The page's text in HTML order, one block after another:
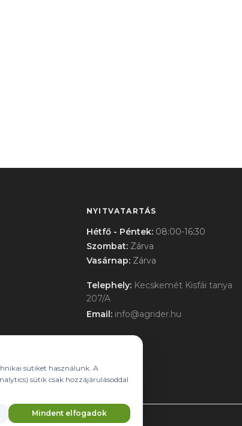
NYITVATARTÁS
Hétfő - Péntek: 08:00-16:30
Szombat: Zárva
Vasárnap: Zárva
Telephely: Kecskemét Kisfái tanya
207/A
Email: info@agrider.hu
sütiket használunk. A
sütik csak hozzájárulásoddal
Mindent elfogadok